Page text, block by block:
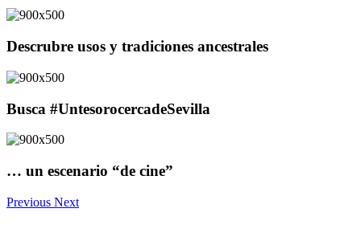
Descrubre usos y tradiciones ancestrales
Busca #UntesorocercadeSevilla
… un escenario “de cine”
Previous Next